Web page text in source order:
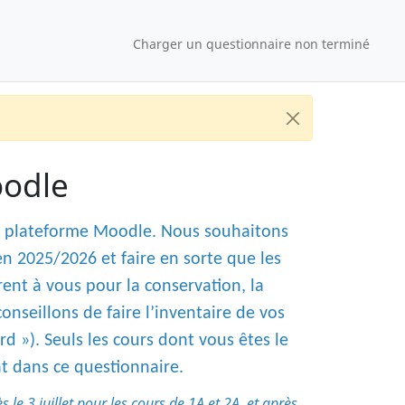
Charger un questionnaire non terminé
plateforme Moodle. Nous souhaitons
2025/2026 et faire en sorte que les
à vous pour la conservation, la
de faire l’inventaire de vos
»). Seuls les cours dont vous êtes le
dans ce questionnaire.